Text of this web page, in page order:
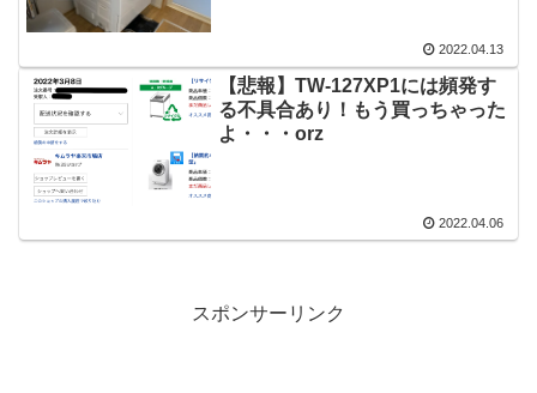
2022.04.13
【悲報】TW-127XP1には頻発す
る不具合あり！もう買っちゃった
よ・・・orz
2022.04.06
スポンサーリンク